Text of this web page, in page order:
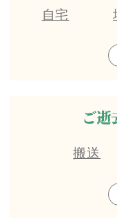
自宅
ご逝
搬送